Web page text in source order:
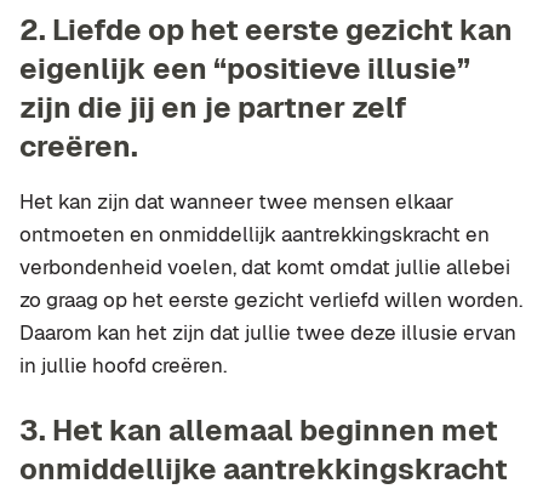
2. Liefde op het eerste gezicht kan
eigenlijk een “positieve illusie”
zijn die jij en je partner zelf
creëren.
Het kan zijn dat wanneer twee mensen elkaar
ontmoeten en onmiddellijk aantrekkingskracht en
verbondenheid voelen, dat komt omdat jullie allebei
zo graag op het eerste gezicht verliefd willen worden.
Daarom kan het zijn dat jullie twee deze illusie ervan
in jullie hoofd creëren.
3. Het kan allemaal beginnen met
onmiddellijke aantrekkingskracht